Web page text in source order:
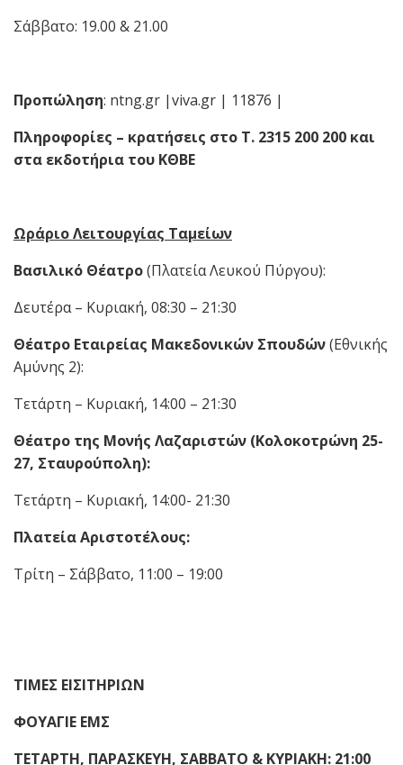
Σάββατο: 19.00 & 21.00
Προπώληση: ntng.gr |viva.gr | 11876 |
Πληροφορίες – κρατήσεις στο Τ. 2315 200 200 και
στα εκδοτήρια του ΚΘΒΕ
Ωράριο Λειτουργίας Ταμείων
Βασιλικό Θέατρο(Πλατεία Λευκού Πύργου):
Δευτέρα – Κυριακή, 08:30 – 21:30
Θέατρο Εταιρείας Μακεδονικών Σπουδών(Εθνικής
Αμύνης 2):
Τετάρτη – Κυριακή, 14:00 – 21:30
Θέατρο της Μονής Λαζαριστών (Κολοκοτρώνη 25-
27, Σταυρούπολη):
Τετάρτη – Κυριακή, 14:00- 21:30
Πλατεία Αριστοτέλους:
Τρίτη – Σάββατο, 11:00 – 19:00
ΤΙΜΕΣ ΕΙΣΙΤΗΡΙΩΝ
ΦΟΥΑΓΙΕ ΕΜΣ
ΤΕΤΑΡΤΗ, ΠΑΡΑΣΚΕΥΗ, ΣΑΒΒΑΤΟ & ΚΥΡΙΑΚΗ: 21:00